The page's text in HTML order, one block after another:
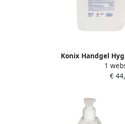
Konix Handgel
alcohol
1
€